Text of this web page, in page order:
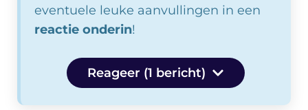
eventuele leuke aanvullingen in een
reactie onderin!
Reageer (1 bericht)